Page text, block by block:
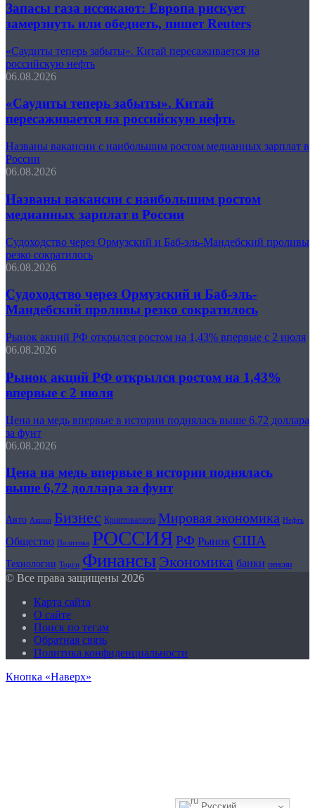
Запасы газа иссякают: Европа рискует
замерзнуть или обеднеть, пишет Reuters
«Саудиты теперь забыты». Китай пересаживается на
российскую нефть
06.08.2026
«Саудиты теперь забыты». Китай
пересаживается на российскую нефть
Названы вакансии с наибольшим ростом медианных зарплат в
России
06.08.2026
Названы вакансии с наибольшим ростом
медианных зарплат в России
Судоходство через Ормузский и Баб-эль-Мандебский проливы
резко сократилось
06.08.2026
Судоходство через Ормузский и Баб-эль-
Мандебский проливы резко сократилось
Рынок акций РФ открылся ростом на 1,43% впервые с 2 июля
06.08.2026
Рынок акций РФ открылся ростом на 1,43%
впервые с 2 июля
Цена на медь впервые в истории поднялась выше 6,72 доллара
за фунт
06.08.2026
Цена на медь впервые в истории поднялась
выше 6,72 доллара за фунт
Авто Акции Бизнес Криптовалюта Мировая экономика Нефть
Общество Политика РОССИЯРФ Рынок США
Технологии Торги Финансы Экономика банки пенсии
© Все права защищены 2026
Карта сайта
О сайте
Поиск по тегам
Обратная связь
Политика конфиденциальности
Кнопка «Наверх»